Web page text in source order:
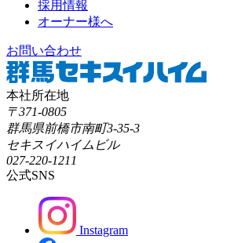
採用情報
オーナー様へ
お問い合わせ
本社所在地
〒371-0805
群馬県前橋市南町3-35-3
セキスイハイムビル
027-220-1211
公式SNS
Instagram